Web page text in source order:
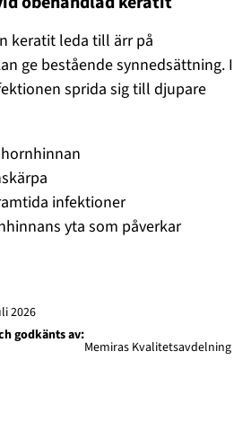
keratit leda till ärr på
ge bestående synnedsättning. I
sprida sig till djupare
infektioner
yta som påverkar
2026
godkänts av:
Memiras Kvalitetsavdelning